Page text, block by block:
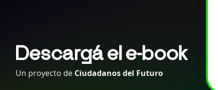
Descargá el e-book
Un proyecto de Ciudadanos del Futuro